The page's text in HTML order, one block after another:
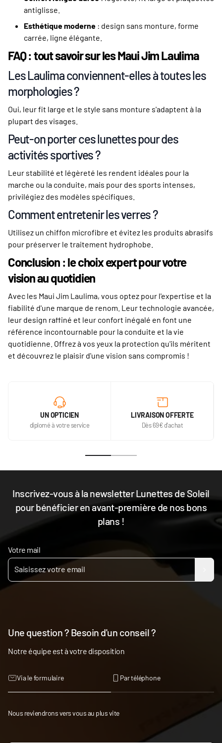
antiglisse.
Esthétique moderne : design sans monture, forme
carrée, ligne élégante.
FAQ : tout savoir sur les Maui Jim Laulima
Les Laulima conviennent-elles à toutes les
morphologies ?
Oui, leur fit large et le style sans monture s'adaptent à la
plupart des visages.
Peut-on porter ces lunettes pour des
activités sportives ?
Leur stabilité et légèreté les rendent idéales pour la
marche ou la conduite, mais pour des sports intenses,
privilégiez des modèles spécifiques.
Comment entretenir les verres ?
Utilisez un chiffon microfibre et évitez les produits abrasifs
pour préserver le traitement hydrophobe.
Conclusion : le choix expert pour votre
vision au quotidien
Avec les Maui Jim Laulima, vous optez pour l'expertise et la
fiabilité d'une marque de renom. Leur technologie avancée,
leur design raffiné et leur confort inégalé en font une
référence incontournable pour la conduite et la vie
quotidienne. Offrez à vos yeux la protection qu'ils méritent
et découvrez le plaisir d'une vision sans compromis !
UN OPTICIEN
diplomé à votre service
LIVRAISON OFFERTE
Dès 69€ d'achat
Inscrivez-vous à la newsletter Lunettes de Soleil
pour bénéficier en avant-première de nos bons
plans !
Votre mail
Une question ? Besoin d'un conseil ?
Notre équipe est à votre disposition
Via le formulaire Par téléphone
Nous reviendrons vers vous au plus vite